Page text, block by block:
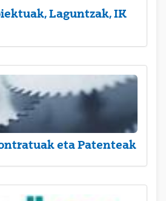
Laguntzak, IK
eta Patenteak